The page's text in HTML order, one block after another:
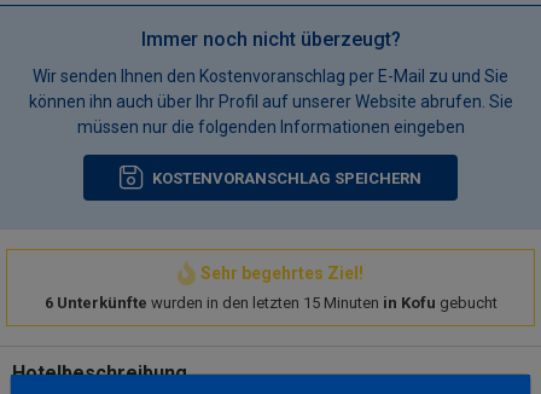
Immer noch nicht überzeugt?
Wir senden Ihnen den Kostenvoranschlag per E-Mail zu und Sie
können ihn auch über Ihr Profil auf unserer Website abrufen. Sie
müssen nur die folgenden Informationen eingeben
KOSTENVORANSCHLAG SPEICHERN
Sehr begehrtes Ziel!
6 Unterkünfte wurden in den letzten 15 Minuten in Kofu gebucht
Hotelbeschreibung